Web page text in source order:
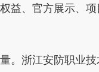
益、官方展示、
浙江安防职业技